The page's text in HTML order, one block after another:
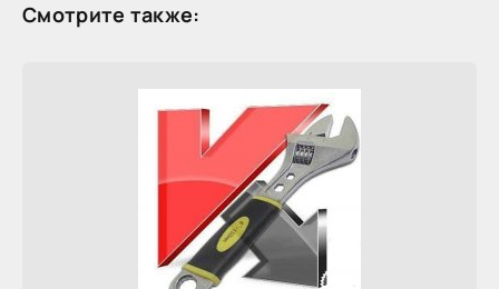
Смотрите также: